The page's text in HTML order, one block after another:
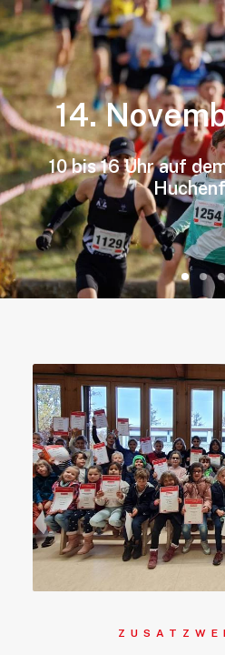
14.
10 bis 16 Uhr auf